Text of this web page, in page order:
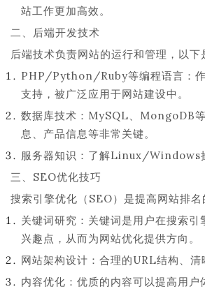
站工作更加高效。
二、后端开发技术
后端技术负责网站的运行和管理，以下
PHP/Python/Ruby等编程语言：作
支持，被广泛应用于网站建设中。
数据库技术：MySQL、MongoDB
息、产品信息等非常关键。
服务器知识：了解Linux/Windows
三、SEO优化技巧
搜索引擎优化（SEO）是提高网站排
关键词研究：关键词是用户在搜索
兴趣点，从而为网站优化提供方向。
网站架构设计：合理的URL结构、清
内容优化：优质的内容可以提高用